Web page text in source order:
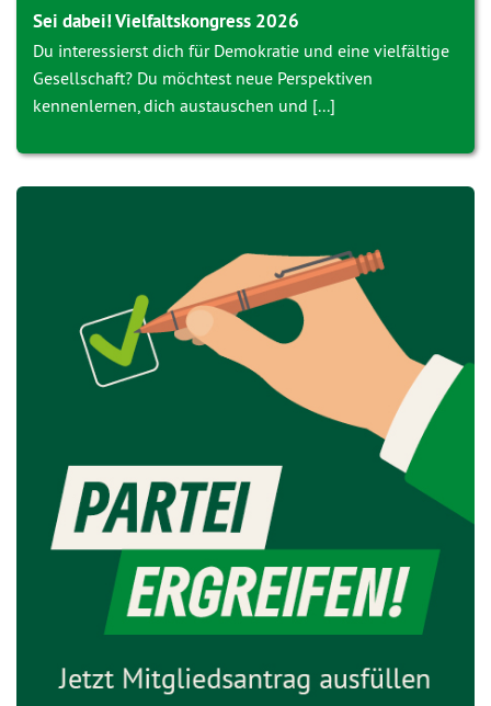
Sei dabei! Vielfaltskongress 2026
Du interessierst dich für Demokratie und eine vielfältige
Gesellschaft? Du möchtest neue Perspektiven
kennenlernen, dich austauschen und [...]